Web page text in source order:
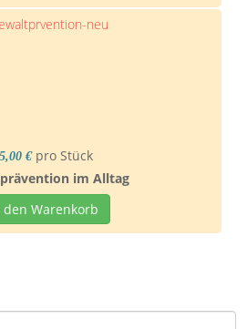
€ pro Stück
im Alltag
den Warenkorb